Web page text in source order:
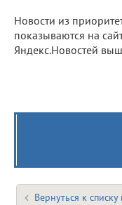
Новости из
показываются на
Яндекс.Новостей
Вернуться к списку